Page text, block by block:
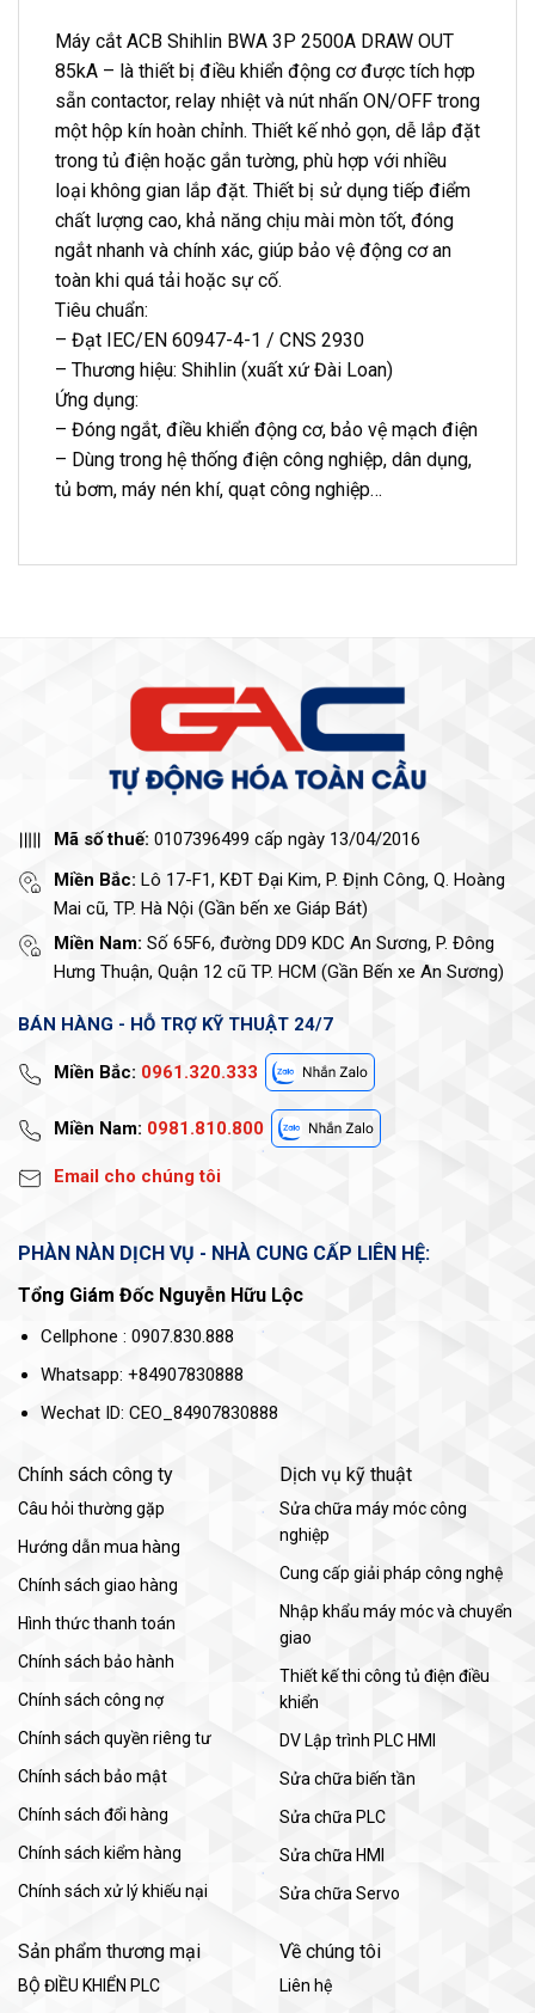
Máy cắt ACB Shihlin BWA 3P 2500A DRAW OUT
85kA – là thiết bị điều khiển động cơ được tích hợp
sẵn contactor, relay nhiệt và nút nhấn ON/OFF trong
một hộp kín hoàn chỉnh. Thiết kế nhỏ gọn, dễ lắp đặt
trong tủ điện hoặc gắn tường, phù hợp với nhiều
loại không gian lắp đặt. Thiết bị sử dụng tiếp điểm
chất lượng cao, khả năng chịu mài mòn tốt, đóng
ngắt nhanh và chính xác, giúp bảo vệ động cơ an
toàn khi quá tải hoặc sự cố.
Tiêu chuẩn:
– Đạt IEC/EN 60947-4-1 / CNS 2930
– Thương hiệu: Shihlin (xuất xứ Đài Loan)
Ứng dụng:
– Đóng ngắt, điều khiển động cơ, bảo vệ mạch điện
– Dùng trong hệ thống điện công nghiệp, dân dụng,
tủ bơm, máy nén khí, quạt công nghiệp…
Mã số thuế: 0107396499 cấp ngày 13/04/2016
Miền Bắc: Lô 17-F1, KĐT Đại Kim, P. Định Công, Q. Hoàng
Mai cũ, TP. Hà Nội (Gần bến xe Giáp Bát)
Miền Nam: Số 65F6, đường DD9 KDC An Sương, P. Đông
Hưng Thuận, Quận 12 cũ TP. HCM (Gần Bến xe An Sương)
BÁN HÀNG - HỖ TRỢ KỸ THUẬT 24/7
Miền Bắc: 0961.320.333
Miền Nam: 0981.810.800
Email cho chúng tôi
PHÀN NÀN DỊCH VỤ - NHÀ CUNG CẤP LIÊN HỆ:
Tổng Giám Đốc Nguyễn Hữu Lộc
Cellphone : 0907.830.888
Whatsapp: +84907830888
Wechat ID: CEO_84907830888
Chính sách công ty
Câu hỏi thường gặp
Hướng dẫn mua hàng
Chính sách giao hàng
Hình thức thanh toán
Chính sách bảo hành
Chính sách công nợ
Chính sách quyền riêng tư
Chính sách bảo mật
Chính sách đổi hàng
Chính sách kiểm hàng
Chính sách xử lý khiếu nại
Dịch vụ kỹ thuật
Sửa chữa máy móc công
nghiệp
Cung cấp giải pháp công nghệ
Nhập khẩu máy móc và chuyển
giao
Thiết kế thi công tủ điện điều
khiển
DV Lập trình PLC HMI
Sửa chữa biến tần
Sửa chữa PLC
Sửa chữa HMI
Sửa chữa Servo
Sản phẩm thương mại
BỘ ĐIỀU KHIỂN PLC
Về chúng tôi
Liên hệ